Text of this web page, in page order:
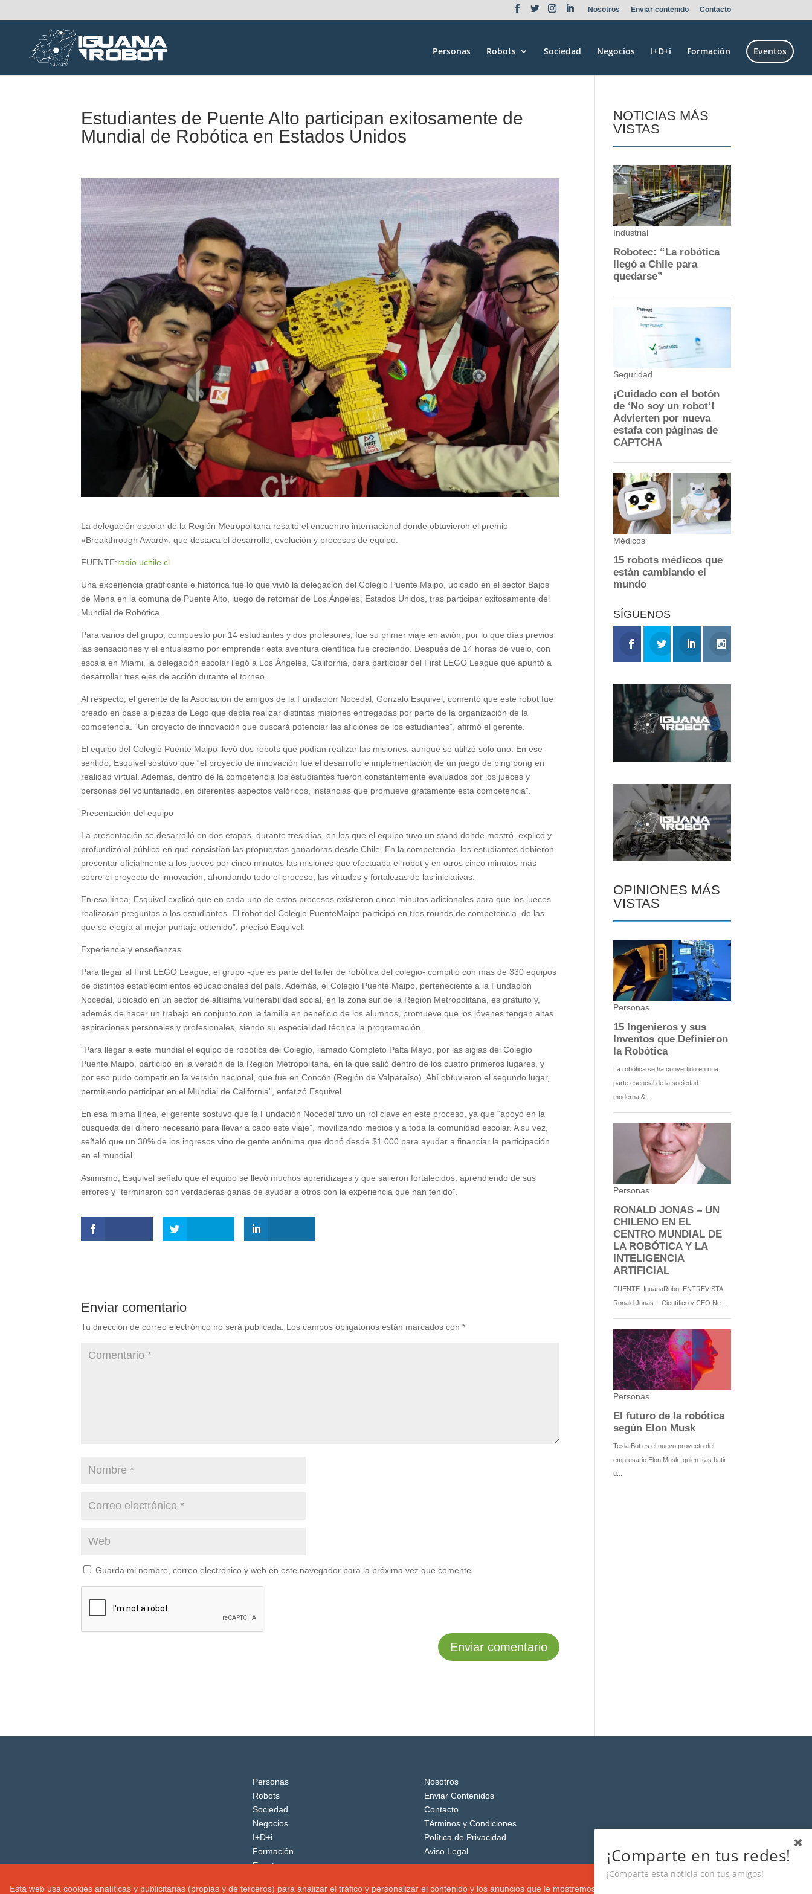
Nosotros Enviar contenido Contacto
Personas Robots Sociedad Negocios I+D+i Formación Eventos
Estudiantes de Puente Alto participan exitosamente de
Mundial de Robótica en Estados Unidos
La delegación escolar de la Región Metropolitana resaltó el encuentro internacional donde obtuvieron el premio
«Breakthrough Award», que destaca el desarrollo, evolución y procesos de equipo.
FUENTE:radio.uchile.cl
Una experiencia gratificante e histórica fue lo que vivió la delegación del Colegio Puente Maipo, ubicado en el sector Bajos
de Mena en la comuna de Puente Alto, luego de retornar de Los Ángeles, Estados Unidos, tras participar exitosamente del
Mundial de Robótica.
Para varios del grupo, compuesto por 14 estudiantes y dos profesores, fue su primer viaje en avión, por lo que días previos
las sensaciones y el entusiasmo por emprender esta aventura científica fue creciendo. Después de 14 horas de vuelo, con
escala en Miami, la delegación escolar llegó a Los Ángeles, California, para participar del First LEGO League que apuntó a
desarrollar tres ejes de acción durante el torneo.
Al respecto, el gerente de la Asociación de amigos de la Fundación Nocedal, Gonzalo Esquivel, comentó que este robot fue
creado en base a piezas de Lego que debía realizar distintas misiones entregadas por parte de la organización de la
competencia. “Un proyecto de innovación que buscará potenciar las aficiones de los estudiantes”, afirmó el gerente.
El equipo del Colegio Puente Maipo llevó dos robots que podían realizar las misiones, aunque se utilizó solo uno. En ese
sentido, Esquivel sostuvo que “el proyecto de innovación fue el desarrollo e implementación de un juego de ping pong en
realidad virtual. Además, dentro de la competencia los estudiantes fueron constantemente evaluados por los jueces y
personas del voluntariado, en diferentes aspectos valóricos, instancias que promueve gratamente esta competencia”.
Presentación del equipo
La presentación se desarrolló en dos etapas, durante tres días, en los que el equipo tuvo un stand donde mostró, explicó y
profundizó al público en qué consistían las propuestas ganadoras desde Chile. En la competencia, los estudiantes debieron
presentar oficialmente a los jueces por cinco minutos las misiones que efectuaba el robot y en otros cinco minutos más
sobre el proyecto de innovación, ahondando todo el proceso, las virtudes y fortalezas de las iniciativas.
En esa línea, Esquivel explicó que en cada uno de estos procesos existieron cinco minutos adicionales para que los jueces
realizarán preguntas a los estudiantes. El robot del Colegio PuenteMaipo participó en tres rounds de competencia, de las
que se elegía al mejor puntaje obtenido”, precisó Esquivel.
Experiencia y enseñanzas
Para llegar al First LEGO League, el grupo -que es parte del taller de robótica del colegio- compitió con más de 330 equipos
de distintos establecimientos educacionales del país. Además, el Colegio Puente Maipo, perteneciente a la Fundación
Nocedal, ubicado en un sector de altísima vulnerabilidad social, en la zona sur de la Región Metropolitana, es gratuito y,
además de hacer un trabajo en conjunto con la familia en beneficio de los alumnos, promueve que los jóvenes tengan altas
aspiraciones personales y profesionales, siendo su especialidad técnica la programación.
“Para llegar a este mundial el equipo de robótica del Colegio, llamado Completo Palta Mayo, por las siglas del Colegio
Puente Maipo, participó en la versión de la Región Metropolitana, en la que salió dentro de los cuatro primeros lugares, y
por eso pudo competir en la versión nacional, que fue en Concón (Región de Valparaíso). Ahí obtuvieron el segundo lugar,
permitiendo participar en el Mundial de California”, enfatizó Esquivel.
En esa misma línea, el gerente sostuvo que la Fundación Nocedal tuvo un rol clave en este proceso, ya que “apoyó en la
búsqueda del dinero necesario para llevar a cabo este viaje”, movilizando medios y a toda la comunidad escolar. A su vez,
señaló que un 30% de los ingresos vino de gente anónima que donó desde $1.000 para ayudar a financiar la participación
en el mundial.
Asimismo, Esquivel señalo que el equipo se llevó muchos aprendizajes y que salieron fortalecidos, aprendiendo de sus
errores y “terminaron con verdaderas ganas de ayudar a otros con la experiencia que han tenido”.
Enviar comentario
Tu dirección de correo electrónico no será publicada. Los campos obligatorios están marcados con*
Guarda mi nombre, correo electrónico y web en este navegador para la próxima vez que comente.
NOTICIAS MÁS
VISTAS
SÍGUENOS
OPINIONES MÁS
VISTAS
Personas
Robots
Sociedad
Negocios
I+D+i
Formación
Eventos
Nosotros
Enviar Contenidos
Contacto
Términos y Condiciones
Política de Privacidad
Aviso Legal
Esta web usa cookies analíticas y publicitarias (propias y de terceros) para analizar el tráfico y personalizar el contenido y los anuncios que le mostremos de acuerdo con su navegación e intereses, buscando
¡Comparte en tus redes!
¡Comparte esta noticia con tus amigos!